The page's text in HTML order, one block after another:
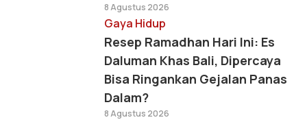
8 Agustus 2026
Gaya Hidup
Resep Ramadhan Hari Ini: Es
Daluman Khas Bali, Dipercaya
Bisa Ringankan Gejalan Panas
Dalam?
8 Agustus 2026